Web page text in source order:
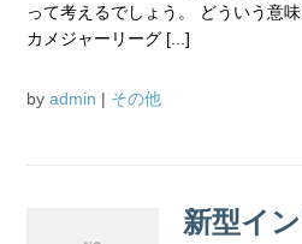
って考えるでしょう。 どういう意
カメジャーリーグ [...]
by admin | その他
新型イ